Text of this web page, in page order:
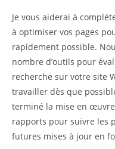
Je vous aiderai à
à optimiser vos pages
rapidement possible.
nombre d’outils pour
recherche sur votre site
travailler dès que
terminé la mise en
rapports pour suivre les
futures mises à jour en